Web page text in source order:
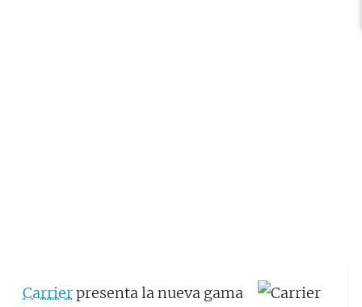
Carrierpresenta la nueva gama